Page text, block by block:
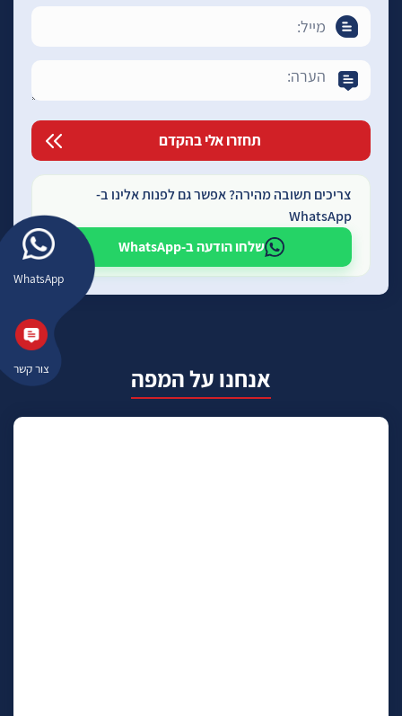
WhatsApp
צור קשר
צריכים תשובה מהירה? אפשר גם לפנות אלינו ב-
WhatsApp
שלחו הודעה ב-WhatsApp
אנחנו על המפה